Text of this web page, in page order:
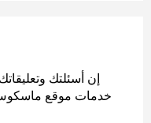
إن أسئلتك
خدمات موقع ماسكوس.